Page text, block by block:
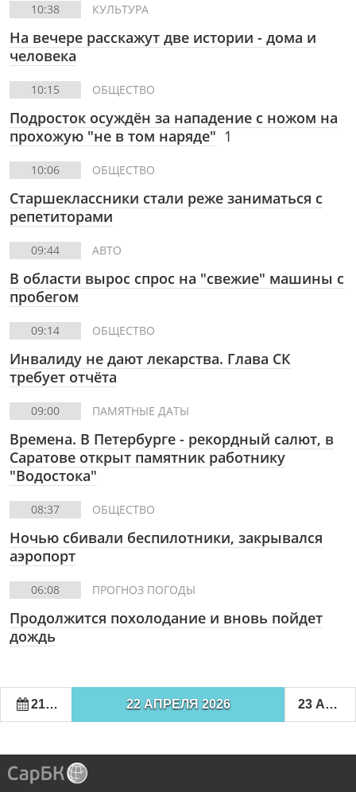
10:38 КУЛЬТУРА
На вечере расскажут две истории - дома и
человека
10:15 ОБЩЕСТВО
Подросток осуждён за нападение с ножом на
прохожую "не в том наряде" 1
10:06 ОБЩЕСТВО
Старшеклассники стали реже заниматься с
репетиторами
09:44 АВТО
В области вырос спрос на "свежие" машины с
пробегом
09:14 ОБЩЕСТВО
Инвалиду не дают лекарства. Глава СК
требует отчёта
09:00 ПАМЯТНЫЕ ДАТЫ
Времена. В Петербурге - рекордный салют, в
Саратове открыт памятник работнику
"Водостока"
08:37 ОБЩЕСТВО
Ночью сбивали беспилотники, закрывался
аэропорт
06:08 ПРОГНОЗ ПОГОДЫ
Продолжится похолодание и вновь пойдет
дождь
21 АПРЕЛЯ 2026 22 АПРЕЛЯ 2026 23 АПРЕЛЯ 2026